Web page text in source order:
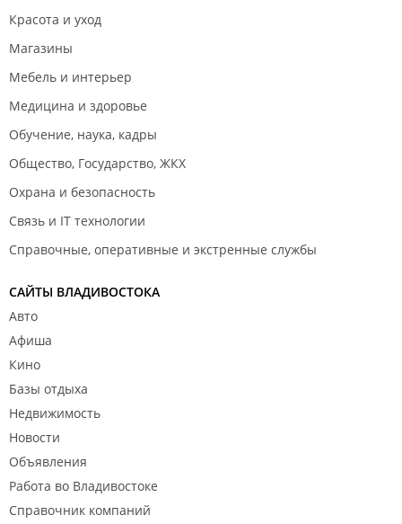
Красота и уход
Магазины
Мебель и интерьер
Медицина и здоровье
Обучение, наука, кадры
Общество, Государство, ЖКХ
Охрана и безопасность
Связь и IT технологии
Справочные, оперативные и экстренные службы
САЙТЫ ВЛАДИВОСТОКА
Авто
Афиша
Кино
Базы отдыха
Недвижимость
Новости
Объявления
Работа во Владивостоке
Справочник компаний